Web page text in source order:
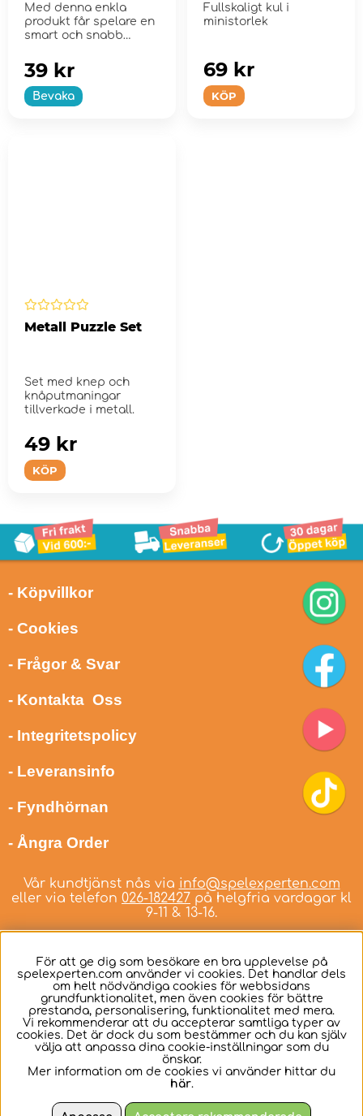
Med denna enkla
produkt får spelare en
smart och snabb
Bevaka
39 kr
Fullskaligt kul i
ministorlek
KÖP
69 kr
Metall Puzzle Set
Set med knep och
knåputmaningar
tillverkade i metall.
KÖP
49 kr
- Köpvillkor
- Cookies
- Frågor & Svar
- Kontakta Oss
- Integritetspolicy
- Leveransinfo
- Fyndhörnan
- Ångra Order
Vår kundtjänst nås via info@spelexperten.com
eller via telefon 026-182427 på helgfria vardagar kl
9-11 & 13-16.
Svenska
För att ge dig som besökare en bra upplevelse på
spelexperten.com använder vi cookies. Det handlar dels
om helt nödvändiga cookies för webbsidans
grundfunktionalitet, men även cookies för bättre
prestanda, personalisering, funktionalitet med mera.
Vi rekommenderar att du accepterar samtliga typer av
cookies. Det är dock du som bestämmer och du kan själv
välja att anpassa dina cookie-inställningar som du
önskar.
Mer information om de cookies vi använder hittar du
här.